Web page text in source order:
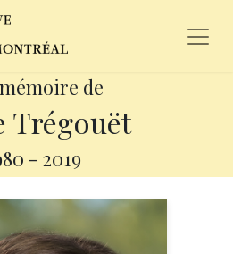
de
Trégouët
- 2019